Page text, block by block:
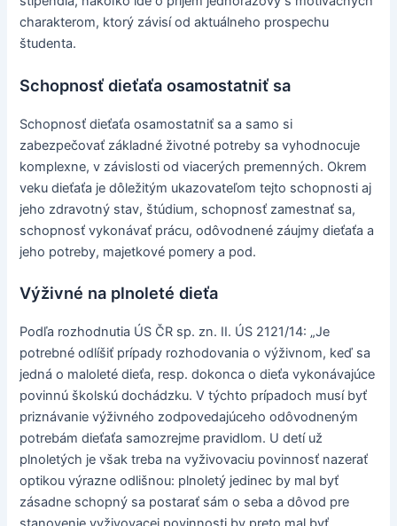
charakterom, ktorý závisí od aktuálneho prospechu
študenta.
Schopnosť dieťaťa osamostatniť sa
Schopnosť dieťaťa osamostatniť sa a samo si
zabezpečovať základné životné potreby sa vyhodnocuje
komplexne, v závislosti od viacerých premenných. Okrem
veku dieťaťa je dôležitým ukazovateľom tejto schopnosti aj
jeho zdravotný stav, štúdium, schopnosť zamestnať sa,
schopnosť vykonávať prácu, odôvodnené záujmy dieťaťa a
jeho potreby, majetkové pomery a pod.
Výživné na plnoleté dieťa
Podľa rozhodnutia ÚS ČR sp. zn. II. ÚS 2121/14: „Je
potrebné odlíšiť prípady rozhodovania o výživnom, keď sa
jedná o maloleté dieťa, resp. dokonca o dieťa vykonávajúce
povinnú školskú dochádzku. V týchto prípadoch musí byť
priznávanie výživného zodpovedajúceho odôvodneným
potrebám dieťaťa samozrejme pravidlom. U detí už
plnoletých je však treba na vyživovaciu povinnosť nazerať
optikou výrazne odlišnou: plnoletý jedinec by mal byť
zásadne schopný sa postarať sám o seba a dôvod pre